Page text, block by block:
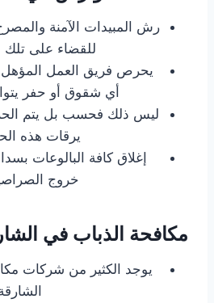
رش المبيدات الآمنة
للقضاء على
يحرص فريق العمل
أي شقوق أو حفر
ليس ذلك فحسب بل يتم
يرقات هذه
إغلاق كافة البالوعات
خروج
مكافحة الذباب في
يوجد الكثير من شركات